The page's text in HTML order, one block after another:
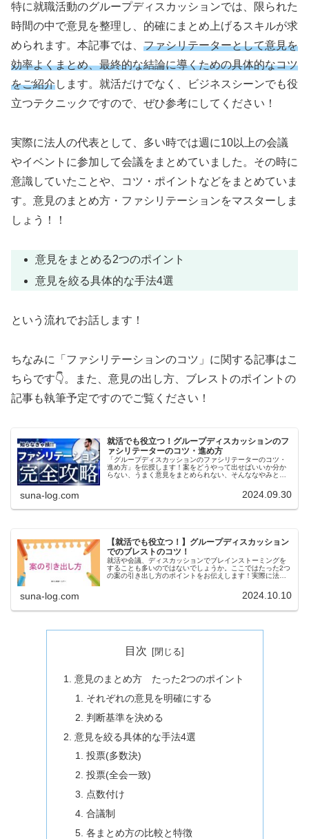
特に就職活動のグループディスカッションでは、限られた
時間の中で意見を整理し、的確にまとめ上げるスキルが求
められます。本記事では、 ファシリテーターとして意見を
効率よくまとめ、最終的な結論に導くための具体的なコツ
をご紹介します。就活だけでなく、ビジネスシーンでも役
立つテクニックですので、ぜひ参考にしてください！
実際に法人の代表として、多い時では週に10以上の会議
やイベントに参加して会議をまとめていました。その時に
意識していたことや、コツ・ポイントなどをまとめていま
す。意見のまとめ方・ファシリテーションをマスターしま
しょう！！
意見をまとめる2つのポイント
意見を絞る具体的な手法4選
という流れでお話します！
ちなみに「ファシリテーションのコツ」に関する記事はこ
ちらです👇。また、意見の出し方、ブレストのポイントの
記事も執筆予定ですのでご覧ください！
就活でも役立つ！グループディスカッションのフ
ァシリテーターのコツ・進め方
「グループディスカッションのファシリテーターのコツ・
進め方」を伝授します！案をどうやって出せばいいか分か
らない、うまく意見をまとめられない、そんななやみとは
理解しましょう。就活でも使える知識です！
suna-log.com 2024.09.30
【就活でも役立つ！】グループディスカッション
でのブレストのコツ！
就活や会議、ディスカッションでブレインストーミングを
することも多いのではないでしょうか。ここではたった2つ
の案の引き出し方のポイントをお伝えします！実際に法人
ていました。その時意識していたことなどをまとめます。
suna-log.com 2024.10.10
目次
意見のまとめ方 たった2つのポイント
それぞれの意見を明確にする
判断基準を決める
意見を絞る具体的な手法4選
投票(多数決)
投票(全会一致)
点数付け
合議制
各まとめ方の比較と特徴